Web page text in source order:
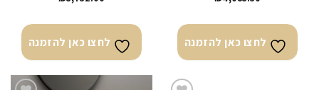
לחצו כאן להזמנה לחצו כאן להזמנה